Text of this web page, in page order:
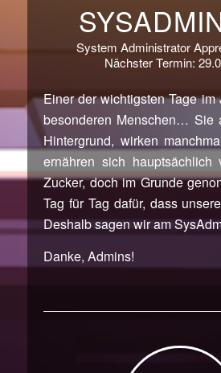
System Administrator
Nächster Termin:
Einer der wichtigsten Tage im
besonderen Menschen… Sie
Hintergrund, wirken
ernähren sich
Zucker, doch im Grunde
Tag für Tag dafür, dass
Deshalb sagen wir am
Danke, Admins!